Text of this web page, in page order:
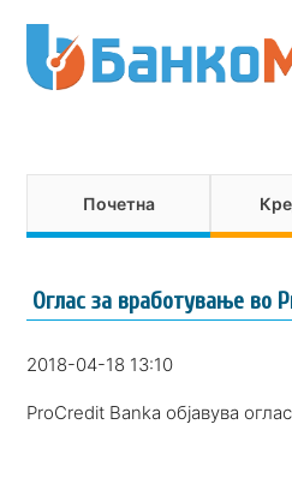
Почетна
Оглас за вработување во
2018-04-18 13:10
ProCredit Banka oбјавува